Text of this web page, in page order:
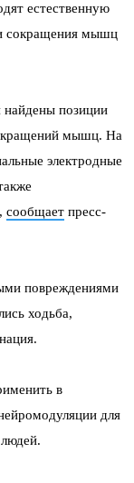
естественную
сокращения мышц
позиции
мышц. На
электродные
сообщает пресс-
повреждениями
ходьба,
в
для